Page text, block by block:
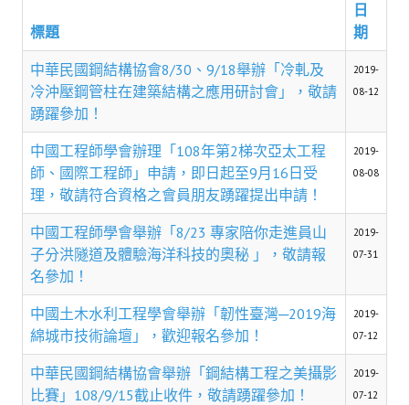
學會簡介
理事長的話
學會會歌
學會會址沿革
學會組織與架構
架構圖
理監事會
現任學會職員錄
重要章則
標題
日
期
中華民國鋼結構協會8/30、9/18舉辦「冷軋及
冷沖壓鋼管柱在建築結構之應用研討會」，敬請
踴躍參加！
2019-
08-12
中國工程師學會辦理「108年第2梯次亞太工程
師、國際工程師」申請，即日起至9月16日受
理，敬請符合資格之會員朋友踴躍提出申請！
2019-
08-08
中國工程師學會舉辦「8/23 專家陪你走進員山
子分洪隧道及體驗海洋科技的奧秘 」，敬請報
名參加！
2019-
07-31
中國土木水利工程學會舉辦「韌性臺灣─2019海
綿城市技術論壇」，歡迎報名參加！
2019-
07-12
中華民國鋼結構協會舉辦「鋼結構工程之美攝影
比賽」108/9/15截止收件，敬請踴躍參加！
2019-
07-12